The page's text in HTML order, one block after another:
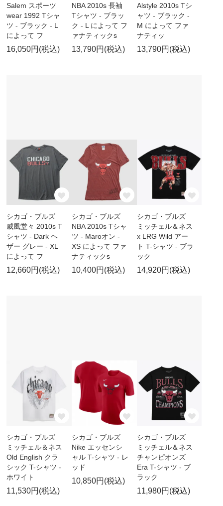
Salem スポーツ
wear 1992 Tシャ
ツ - ブラック - L
によって フ
16,050円(税込)
NBA 2010s 長袖
Tシャツ - ブラッ
ク - L によって フ
ァナティックs
13,790円(税込)
Alstyle 2010s Tシ
ャツ - ブラック -
M によって ファ
ナティッ
13,790円(税込)
シカゴ・ブルズ
威風堂々 2010s T
シャツ - Dark ヘ
ザー グレー - XL
によって フ
12,660円(税込)
シカゴ・ブルズ
NBA 2010s Tシャ
ツ - Maroオン -
XS によって ファ
ナティックs
10,400円(税込)
シカゴ・ブルズ
ミッチェル＆ネス
x LRG Wild アー
ト T-シャツ - ブラ
ック
14,920円(税込)
シカゴ・ブルズ
ミッチェル＆ネス
Old English クラ
シック T-シャツ -
ホワイト
11,530円(税込)
シカゴ・ブルズ
Nike エッセンシ
ャル T-シャツ - レ
ッド
10,850円(税込)
シカゴ・ブルズ
ミッチェル＆ネス
チャンピオンズ
Era T-シャツ - ブ
ラック
11,980円(税込)